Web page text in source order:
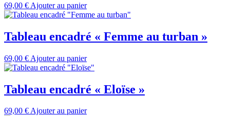
69,00 € Ajouter au panier
Tableau encadré « Femme au turban »
69,00 € Ajouter au panier
Tableau encadré « Eloïse »
69,00 €Ajouter au panier